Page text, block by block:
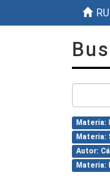
Materia:
Materia:
Autor:
Materia: